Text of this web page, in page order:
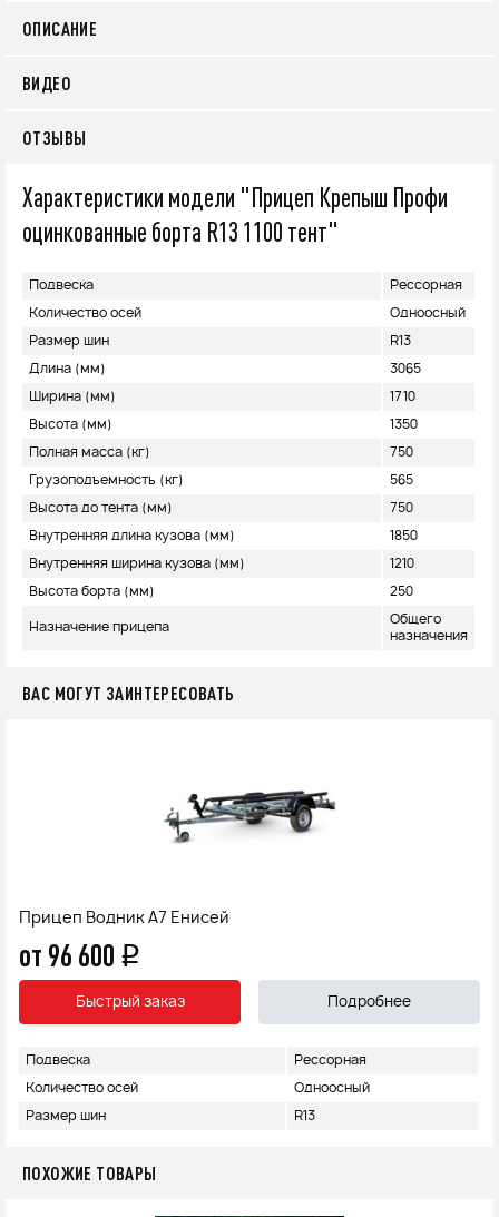
ОПИСАНИЕ
ВИДЕО
ОТЗЫВЫ
Характеристики модели "Прицеп Крепыш Профи
оцинкованные борта R13 1100 тент"
Подвеска Рессорная
Количество осей Одноосный
Размер шин R13
Длина (мм) 3065
Ширина (мм) 1710
Высота (мм) 1350
Полная масса (кг) 750
Грузоподъемность (кг) 565
Высота до тента (мм) 750
Внутренняя длина кузова (мм) 1850
Внутренняя ширина кузова (мм) 1210
Высота борта (мм) 250
Назначение прицепа
Общего
назначения
ВАС МОГУТ ЗАИНТЕРЕСОВАТЬ
Прицеп Водник А7 Енисей
от 96 600 q
Быстрый заказ Подробнее
Подвеска Рессорная
Количество осей Одноосный
Размер шин R13
ПОХОЖИЕ ТОВАРЫ